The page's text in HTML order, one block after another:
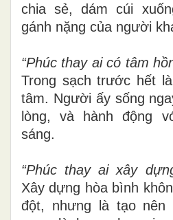
chia sẻ, dám cúi
gánh nặng của người
“Phúc thay ai có tâm
Trong sạch trước hết
tâm. Người ấy sống
lòng, và hành động
sáng.
“Phúc thay ai xây
Xây dựng hòa bình
đột, nhưng là tạo nên